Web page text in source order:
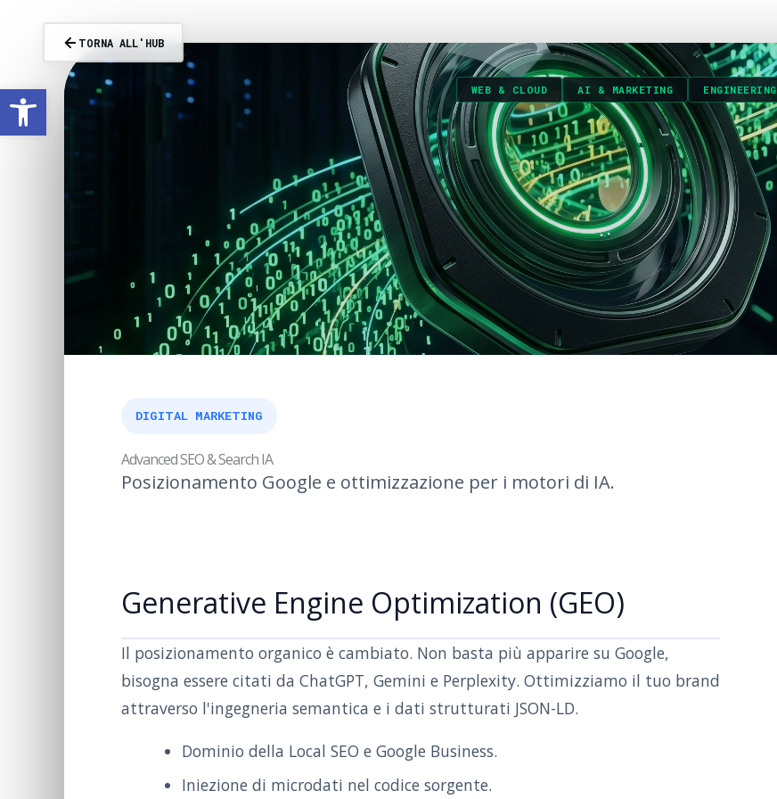
Apri la barra degli strumenti
TORNA ALL'HUB
DIGITAL MARKETING
Advanced SEO & Search IA
Posizionamento Google e ottimizzazione per i motori di IA.
Generative Engine Optimization (GEO)
Il posizionamento organico è cambiato. Non basta più apparire su Google,
bisogna essere citati da ChatGPT, Gemini e Perplexity. Ottimizziamo il tuo brand
attraverso l'ingegneria semantica e i dati strutturati JSON-LD.
Dominio della Local SEO e Google Business.
Iniezione di microdati nel codice sorgente.
WEB & CLOUD AI & MARKETING ENGINEERING